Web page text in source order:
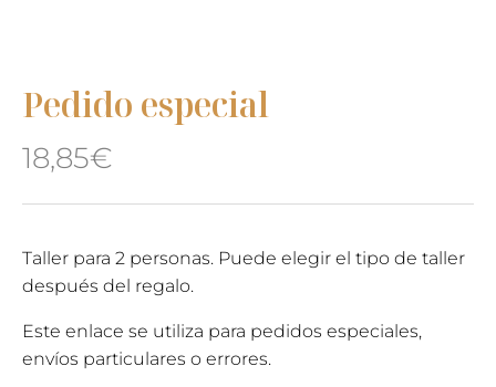
Pedido especial
18,85€
Taller para 2 personas. Puede elegir el tipo de taller
después del regalo.
Este enlace se utiliza para pedidos especiales,
envíos particulares o errores.